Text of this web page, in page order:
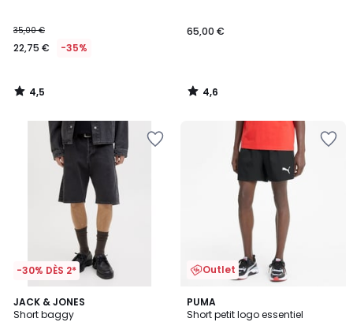
35,00 €
22,75 € -35%
4,5
/
65,00 €
4,6
/
-30% DÈS 2*
JACK & JONES
Short baggy
Outlet
PUMA
Short petit logo essentiel
5
/